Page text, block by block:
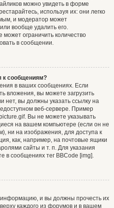
можно увидеть в форме
используя их: они легко
и модератор может
вообще удалить его.
ограничить количество
в сообщении.
к сообщениям?
в ваших сообщениях. Если
вложения, вы можете загрузить
вы должны указать ссылку на
веб-сервере. Пример
Вы не можете указывать
на вашем компьютере (если он не
ни на изображения, для доступа к
как, например, на почтовые ящики
сайты и т. п. Для указания
в сообщениях тег BBCode [img].
и вы должны прочесть их
каждого из форумов и в вашем